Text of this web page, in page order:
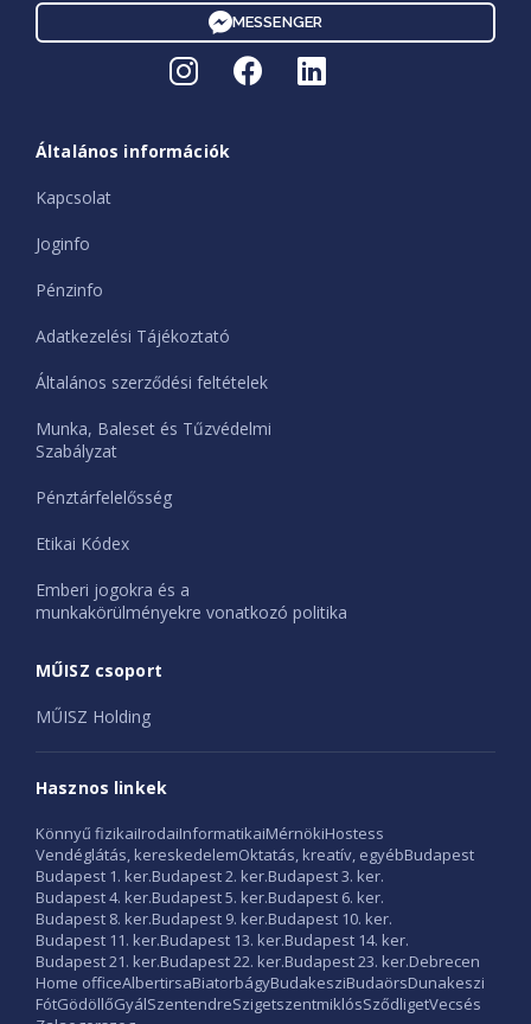
MESSENGER
Általános információk
Kapcsolat
Joginfo
Pénzinfo
Adatkezelési Tájékoztató
Általános szerződési feltételek
Munka, Baleset és Tűzvédelmi
Szabályzat
Pénztárfelelősség
Etikai Kódex
Emberi jogokra és a
munkakörülményekre vonatkozó politika
MŰISZ csoport
MŰISZ Holding
Hasznos linkek
Könnyű fizikaiIrodaiInformatikaiMérnökiHostess
Vendéglátás, kereskedelemOktatás, kreatív, egyébBudapest
Budapest 1. ker.Budapest 2. ker.Budapest 3. ker.
Budapest 4. ker.Budapest 5. ker.Budapest 6. ker.
Budapest 8. ker.Budapest 9. ker.Budapest 10. ker.
Budapest 11. ker.Budapest 13. ker.Budapest 14. ker.
Budapest 21. ker.Budapest 22. ker.Budapest 23. ker.Debrecen
Home officeAlbertirsaBiatorbágyBudakesziBudaörsDunakeszi
FótGödöllőGyálSzentendreSzigetszentmiklósSződligetVecsés